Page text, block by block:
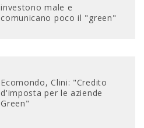
investono male e
comunicano poco il "green"
Ecomondo, Clini: "Credito
d'imposta per le aziende
Green"